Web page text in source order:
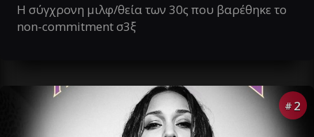
Η σύγχρονη μιλφ/θεία των 30ς που βαρέθηκε το
non-commitment σ3ξ
# 2